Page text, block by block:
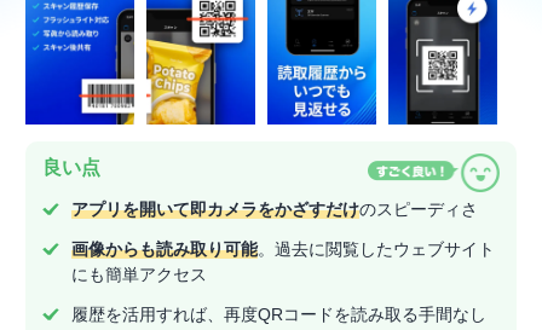
良い点
アプリを開いて即カメラをかざすだけのスピーディさ
画像からも読み取り可能。過去に閲覧したウェブサイト
にも簡単アクセス
履歴を活用すれば、再度QRコードを読み取る手間なし